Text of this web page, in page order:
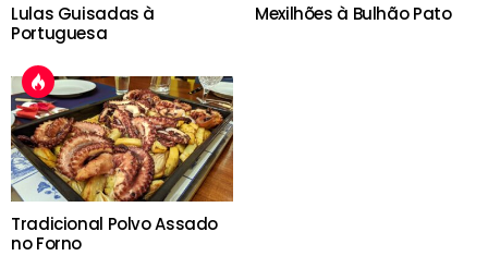
Lulas Guisadas à
Portuguesa
Mexilhões à Bulhão Pato
Tradicional Polvo Assado
no Forno